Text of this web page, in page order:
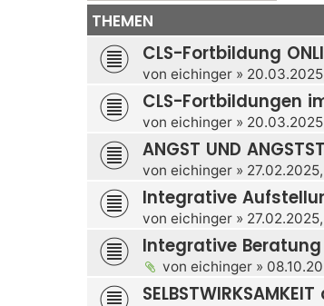
THEMEN
CLS-Fortbildung
von eichinger »
CLS-Fortbildungen
von eichinger »
ANGST UND
von eichinger »
Integrative
von eichinger »
Integrative Beratung
von eichinger »